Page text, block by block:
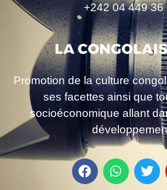
+242 04 449 36
Promotion de la culture
ses facettes ainsi que
socioéconomique allant